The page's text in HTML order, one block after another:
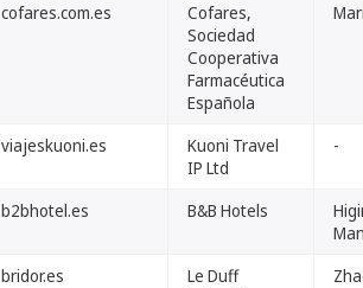
cofares.com.es
Cofares,
Sociedad
Cooperativa
Farmacéutica
Española
viajeskuoni.es
Kuoni Travel
IP Ltd
-
b2bhotel.es B&B Hotels
bridor.es
Le Duff